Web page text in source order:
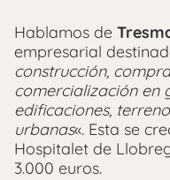
Hablamos de
empresarial
construcción,
comercialización en
edificaciones,
urbanas«. Esta se
Hospitalet de
3.000 euros.